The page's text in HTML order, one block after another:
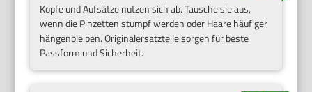
Kopfe und Aufsätze nutzen sich ab. Tausche sie aus,
wenn die Pinzetten stumpf werden oder Haare häufiger
hängenbleiben. Originalersatzteile sorgen für beste
Passform und Sicherheit.